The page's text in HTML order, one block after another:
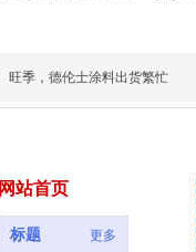
旺季，德伦士涂料出货繁忙
标题 更多
网站首页